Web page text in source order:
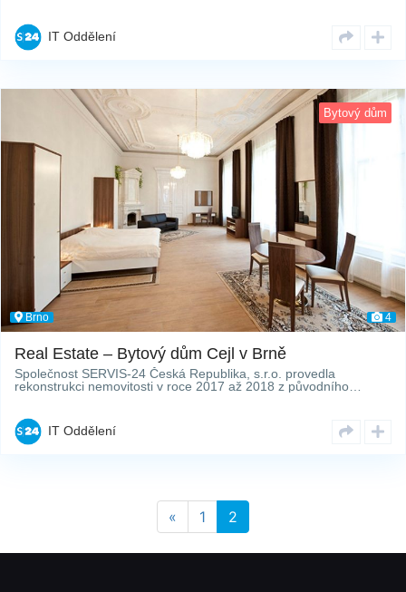
IT Oddělení
Bytový dům
Brno 4
Real Estate – Bytový dům Cejl v Brně
Společnost SERVIS-24 Česká Republika, s.r.o. provedla
rekonstrukci nemovitosti v roce 2017 až 2018 z původního…
IT Oddělení
« 1 2